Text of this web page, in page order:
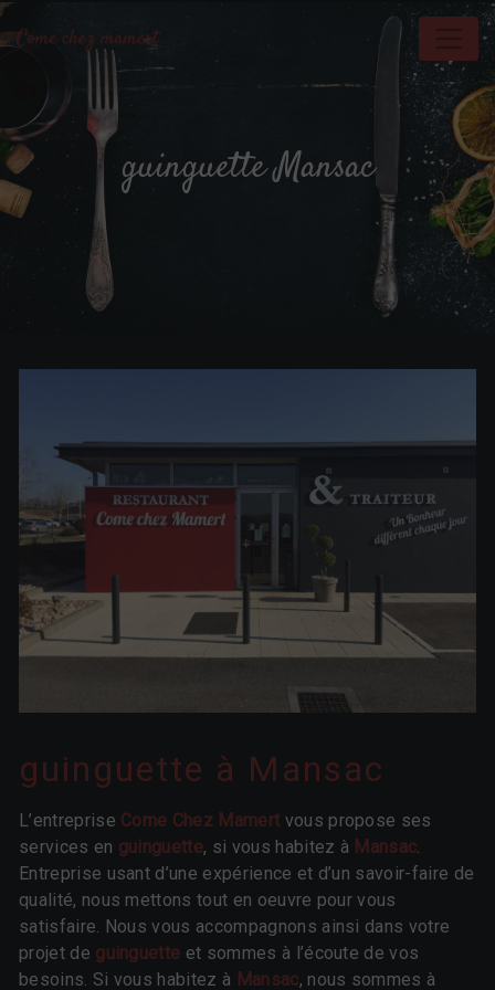
Panneau de gestion des cookies
guinguette Mansac
guinguette à Mansac
L’entreprise Come Chez Mamert vous propose ses
services en guinguette, si vous habitez à Mansac
Entreprise usant d’une expérience et d’un savoir-faire de
qualité, nous mettons tout en oeuvre pour vous
satisfaire. Nous vous accompagnons ainsi dans votre
projet de guinguette et sommes à l’écoute de vos
besoins. Si vous habitez à Mansac, nous sommes à